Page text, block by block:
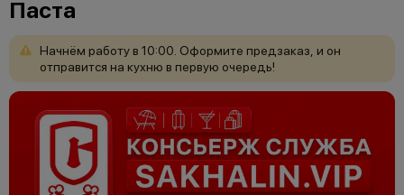
Паста
Начнём работу в 10:00. Оформите предзаказ, и он
отправится на кухню в первую очередь!